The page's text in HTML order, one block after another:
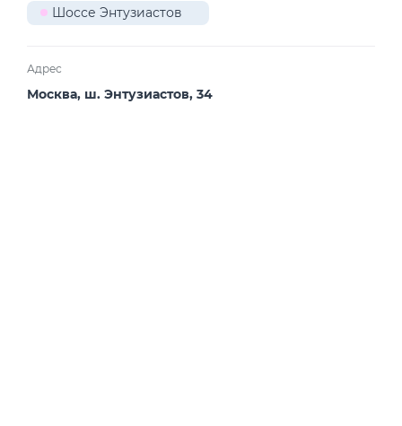
Шоссе Энтузиастов
Адрес
Москва, ш. Энтузиастов, 34